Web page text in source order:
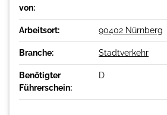
von:
Arbeitsort: 90402 Nürnberg
Branche: Stadtverkehr
Benötigter
Führerschein:
D